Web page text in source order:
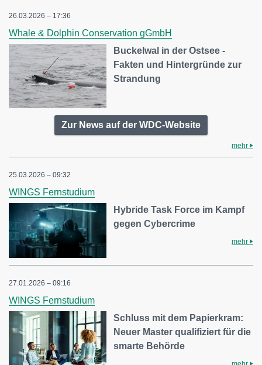
26.03.2026 – 17:36
Whale & Dolphin Conservation gGmbH
Buckelwal in der Ostsee -
Fakten und Hintergründe zur
Strandung
Zur News auf der WDC-Website
mehr
25.03.2026 – 09:32
WINGS Fernstudium
Hybride Task Force im Kampf
gegen Cybercrime
mehr
27.01.2026 – 09:16
WINGS Fernstudium
Schluss mit dem Papierkram:
Neuer Master qualifiziert für die
smarte Behörde